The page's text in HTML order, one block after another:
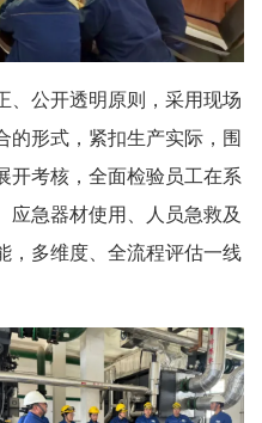
、公开透明原则，采用现场
的形式，紧扣生产实际，围
开考核，全面检验员工在系
应急器材使用、人员急救及
，多维度、全流程评估一线